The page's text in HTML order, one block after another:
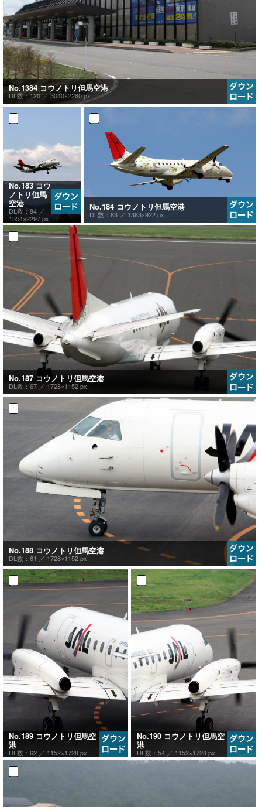
No.1384 コウノトリ但馬空港
DL数：120 ／3040×2280 px
No.183 コウ
ノトリ但馬
空港
DL数：84 ／
1554×2297 px
No.184 コウノトリ但馬空港
DL数：83 ／ 1383×922 px
No.187 コウノトリ但馬空港
DL数：67 ／ 1728×1152 px
No.188 コウノトリ但馬空港
DL数：61 ／1728×1152 px
No.189 コウノトリ但馬空
港
DL数：62 ／ 1152×1728 px
No.190 コウノトリ但馬空
港
DL数：54 ／ 1152×1728 px